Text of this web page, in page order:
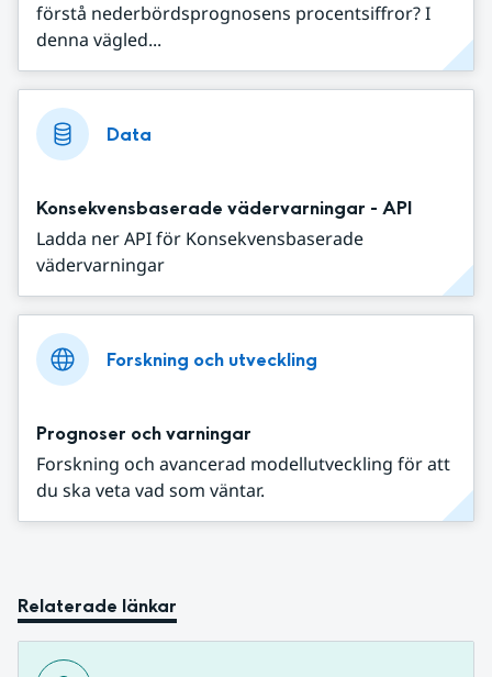
förstå nederbördsprognosens procentsiffror? I
denna vägled...
Data
Konsekvensbaserade vädervarningar - API
Ladda ner API för Konsekvensbaserade
vädervarningar
Forskning och utveckling
Prognoser och varningar
Forskning och avancerad modellutveckling för att
du ska veta vad som väntar.
Relaterade länkar